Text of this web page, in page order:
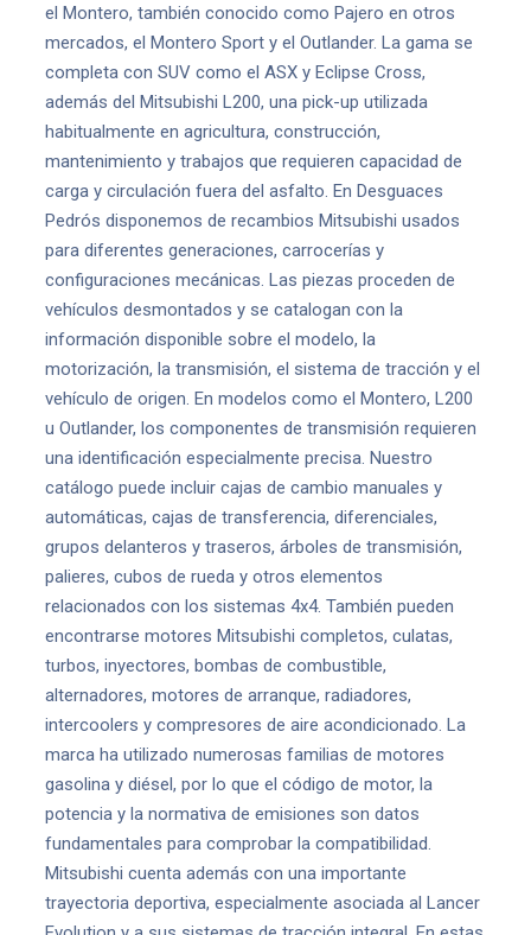
el Montero, también conocido como Pajero en otros
mercados, el Montero Sport y el Outlander. La gama se
completa con SUV como el ASX y Eclipse Cross,
además del Mitsubishi L200, una pick-up utilizada
habitualmente en agricultura, construcción,
mantenimiento y trabajos que requieren capacidad de
carga y circulación fuera del asfalto. En Desguaces
Pedrós disponemos de recambios Mitsubishi usados
para diferentes generaciones, carrocerías y
configuraciones mecánicas. Las piezas proceden de
vehículos desmontados y se catalogan con la
información disponible sobre el modelo, la
motorización, la transmisión, el sistema de tracción y el
vehículo de origen. En modelos como el Montero, L200
u Outlander, los componentes de transmisión requieren
una identificación especialmente precisa. Nuestro
catálogo puede incluir cajas de cambio manuales y
automáticas, cajas de transferencia, diferenciales,
grupos delanteros y traseros, árboles de transmisión,
palieres, cubos de rueda y otros elementos
relacionados con los sistemas 4x4. También pueden
encontrarse motores Mitsubishi completos, culatas,
turbos, inyectores, bombas de combustible,
alternadores, motores de arranque, radiadores,
intercoolers y compresores de aire acondicionado. La
marca ha utilizado numerosas familias de motores
gasolina y diésel, por lo que el código de motor, la
potencia y la normativa de emisiones son datos
fundamentales para comprobar la compatibilidad.
Mitsubishi cuenta además con una importante
trayectoria deportiva, especialmente asociada al Lancer